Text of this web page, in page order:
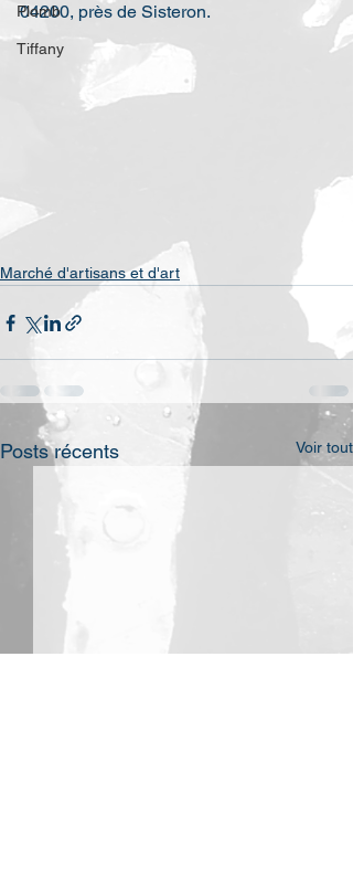
Plomb
Tiffany
04200, près de Sisteron.
Marché d'artisans et d'art
Posts récents Voir tout